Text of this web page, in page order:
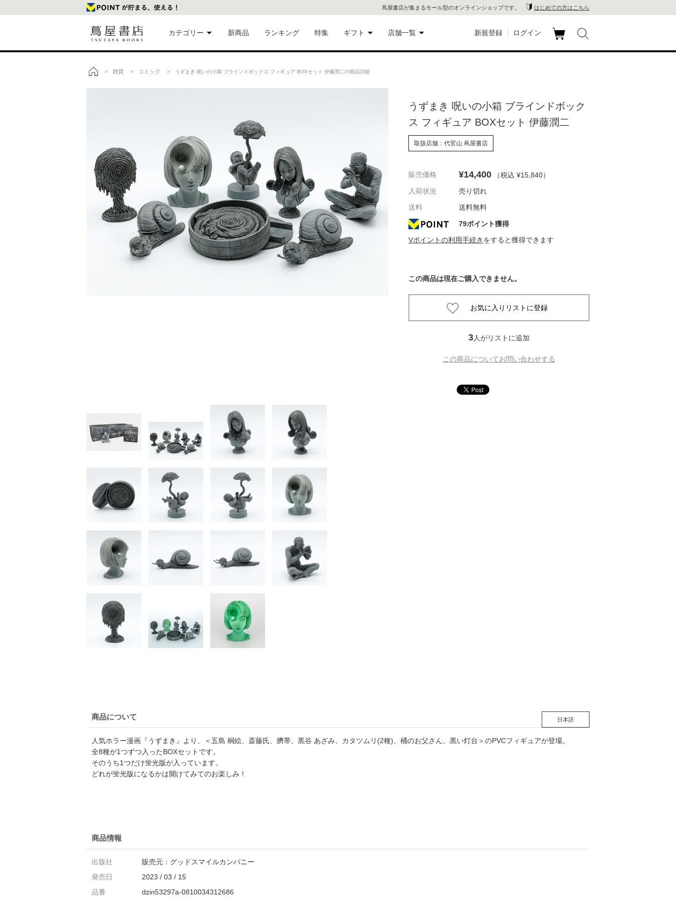
蔦屋書店が集まるモール型のオンラインショップです。 はじめての方はこちら
カテゴリー
美術品
映像・音
文具
雑貨
家電
新商品 ランキング 特集 ギフト
ギフトにおすすめ
店舗一覧
代官山 蔦
屋書店
書店
屋書店
京都岡崎
書店
枚方 蔦屋
新規登録 ログイン
> 雑貨 > コミック > うずまき 呪いの小箱 ブラインドボックス フィギュア BOXセット 伊藤潤二の商品詳細
うずまき 呪いの小箱 ブラインドボック
ス フィギュア BOXセット 伊藤潤二
取扱店舗：代官山 蔦屋書店
販売価格 ¥14,400 （税込 ¥15,840）
入荷状況
売り切れ
送料
送料無料
79ポイント獲得
Vポイントの利用手続き をすると獲得できます
この商品は現在ご購入できません。
3人がリストに追加
この商品についてお問い合わせする
商品について 日本語
人気ホラー漫画『うずまき』より、＜五島 桐絵、斎藤氏、臍帯、黒谷 あざみ、カタツムリ(2種)、桶のお父さん、黒い灯台＞のPVCフィギュアが登場。
全8種が1つずつ入ったBOXセットです。
そのうち1つだけ蛍光版が入っています。
どれが蛍光版になるかは開けてみてのお楽しみ！
商品情報
出版社
販売元：グッドスマイルカンパニー
発売日
2023 / 03 / 15
品番
dzin53297a-0810034312686